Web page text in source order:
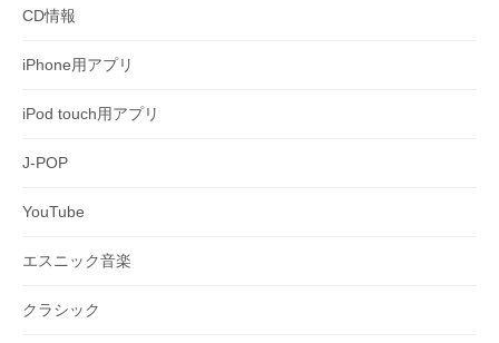
CD情報
iPhone用アプリ
iPod touch用アプリ
J-POP
YouTube
エスニック音楽
クラシック